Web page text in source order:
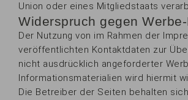
Union oder eines Mitgliedstaats
Widerspruch gegen
Der Nutzung von im Rahmen der
veröffentlichten Kontaktdaten zur
nicht ausdrücklich angeforderter
Informationsmaterialien wird hiermit
Die Betreiber der Seiten behalten